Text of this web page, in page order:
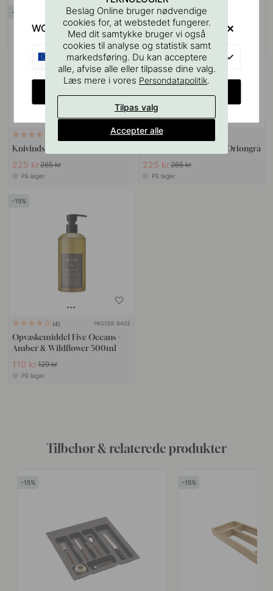
Knivindsats Basic - Oriongrå
225 kr265 kr
På lager
15
Krydderindsats Basic - Oriongrå
225 kr265 kr
På lager
15
4 PASSER BASE
Opvaskemiddel Five Oceans -
Amber & Wildflower 500ml
110 kr129 kr
På lager
Tilbehør & relaterede produkter
15 15
Beslag Online bruger nødvendige
cookies for, at webstedet fungerer.
Med dit samtykke bruger vi også
cookies til analyse og statistik samt
markedsføring. Du kan acceptere
alle, afvise alle eller tilpasse dine valg.
Læs mere i vores Persondatapolitik.
Tilpas valg
Accepter alle
WOULD YOU RATHER VISIT?
EU